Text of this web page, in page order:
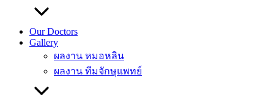
Our Doctors
Gallery
ผลงาน หมอหลิน
ผลงาน ทีมจักษุแพทย์